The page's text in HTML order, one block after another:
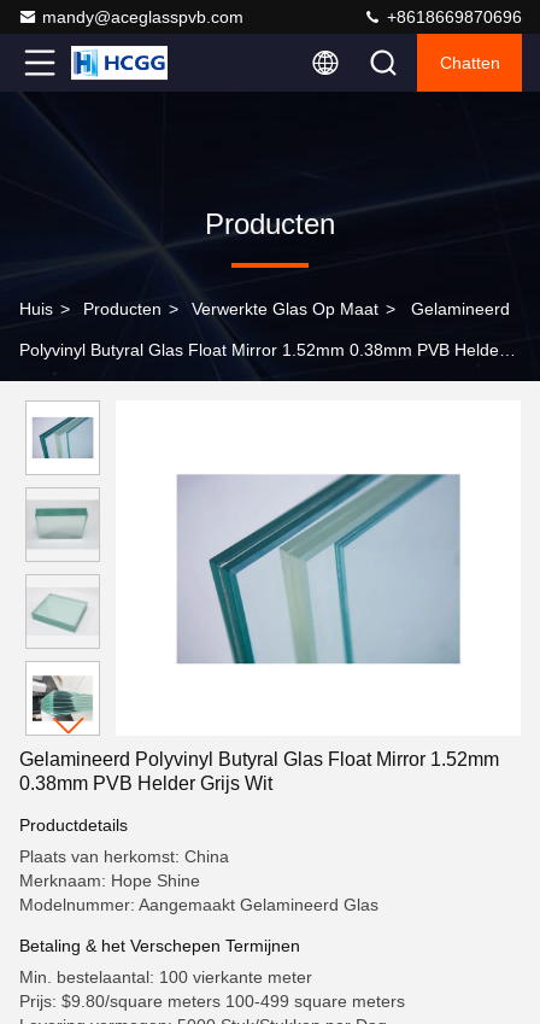
mandy@aceglasspvb.com +8618669870696
Chatten
Producten
Huis > Producten > Verwerkte Glas Op Maat > Gelamineerd
Polyvinyl Butyral Glas Float Mirror 1.52mm 0.38mm PVB Helder
Gelamineerd Polyvinyl Butyral Glas Float Mirror 1.52mm
0.38mm PVB Helder Grijs Wit
Productdetails
Plaats van herkomst: China
Merknaam: Hope Shine
Modelnummer: Aangemaakt Gelamineerd Glas
Betaling & het Verschepen Termijnen
Min. bestelaantal: 100 vierkante meter
Prijs: $9.80/square meters 100-499 square meters